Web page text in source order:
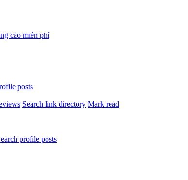
posts
Search link directory Mark read
profile posts